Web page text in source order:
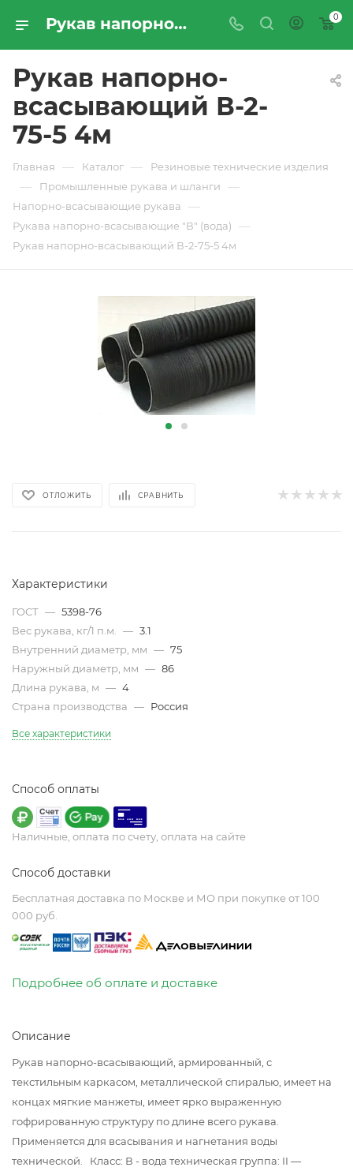
Рукав напорно-всасывающий В-2-75-5 4м - купить по цене производителя с доставкой по Москве и России | ПРОМРЕСУРССЕРВИС 0
Рукав напорно-
всасывающий В-2-
75-5 4м
Главная — Каталог — Резиновые технические изделия
— Промышленные рукава и шланги —
Напорно-всасывающие рукава —
Рукава напорно-всасывающие "В" (вода) —
Рукав напорно-всасывающий В-2-75-5 4м
ОТЛОЖИТЬ СРАВНИТЬ
Характеристики
ГОСТ — 5398-76
Вес рукава, кг/1 п.м.
— 3.1
Внутренний диаметр, мм — 75
Наружный диаметр, мм — 86
Длина рукава, м — 4
Страна производства — Россия
Все характеристики
Способ оплаты
Наличные, оплата по счету, оплата на сайте
Способ доставки
Бесплатная доставка по Москве и МО при покупке от 100
000 руб.
Подробнее об оплате и доставке
Описание
Рукав напорно-всасывающий, армированный, с
текстильным каркасом, металлической спиралью, имеет на
концах мягкие манжеты, имеет ярко выраженную
гофрированную структуру по длине всего рукава.
Применяется для всасывания и нагнетания воды
технической. Класс: В - вода техническая группа: II —